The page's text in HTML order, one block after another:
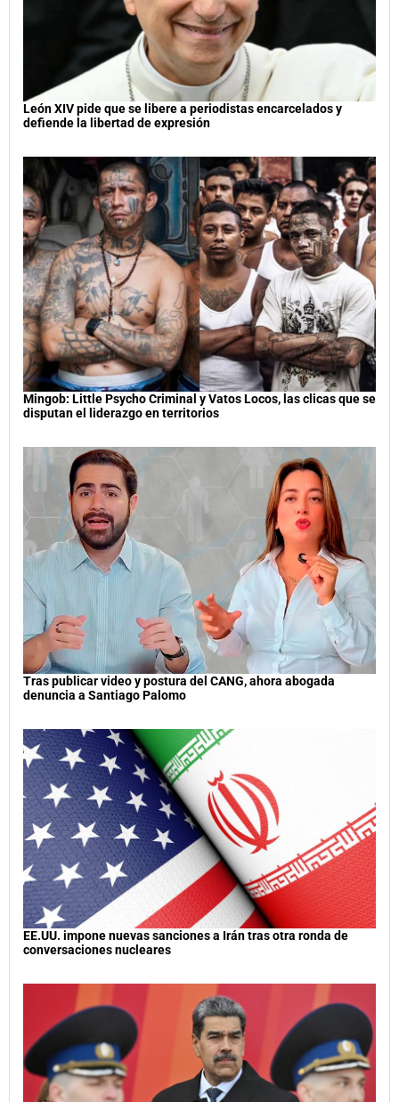
León XIV pide que se libere a periodistas encarcelados y
defiende la libertad de expresión
Mingob: Little Psycho Criminal y Vatos Locos, las clicas que se
disputan el liderazgo en territorios
Tras publicar video y postura del CANG, ahora abogada
denuncia a Santiago Palomo
EE.UU. impone nuevas sanciones a Irán tras otra ronda de
conversaciones nucleares